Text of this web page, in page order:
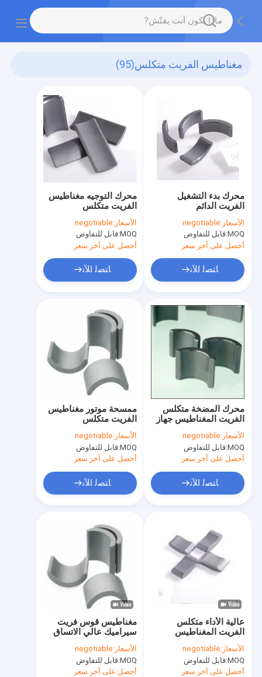
مغناطيس الفريت متكلس(95)
محرك التوجيه مغناطيس
الفريت متكلس
الأسعار:negotiable
MOQ: قابل للتفاوض
أحصل على آخر سعر
ﺎﺘﺼﻟ ﺍﻶﻧ
محرك بدء التشغيل
الفريت الدائم
الأسعار:negotiable
MOQ: قابل للتفاوض
أحصل على آخر سعر
ﺎﺘﺼﻟ ﺍﻶﻧ
ممسحة موتور مغناطيس
الفريت متكلس
الأسعار:negotiable
MOQ: قابل للتفاوض
أحصل على آخر سعر
ﺎﺘﺼﻟ ﺍﻶﻧ
محرك المضخة متكلس
الفريت المغناطيس جهاز
توفير الوقود قطعة
الفريت المغناطيس
الأسعار:negotiable
MOQ: قابل للتفاوض
أحصل على آخر سعر
ﺎﺘﺼﻟ ﺍﻶﻧ
مغناطيس قوس فريت
سيراميك عالي الاتساق
رمادي فحمي
الأسعار:negotiable
MOQ: قابل للتفاوض
أحصل على آخر سعر
عالية الأداء متكلس
الفريت المغناطيس
الفريت المغناطيس
الأسعار:negotiable
MOQ: قابل للتفاوض
أحصل على آخر سعر